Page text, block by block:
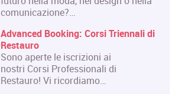
comunicazione?…
Advanced Booking: Corsi Triennali di
Restauro
Sono aperte le iscrizioni ai
nostri Corsi Professionali di
Restauro! Vi ricordiamo…